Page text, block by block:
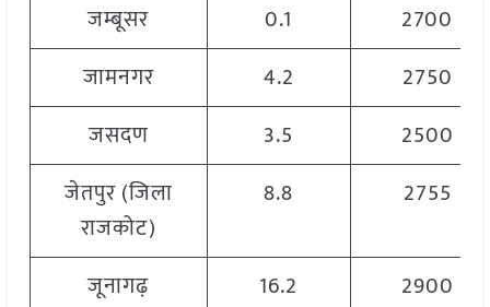
जम्बूसर
0.1
2700
जामनगर
4.2
2750
जसदण
3.5
2500
जेतपुर (जिला
राजकोट)
8.8 2755
जूनागढ़ 16.2
2900